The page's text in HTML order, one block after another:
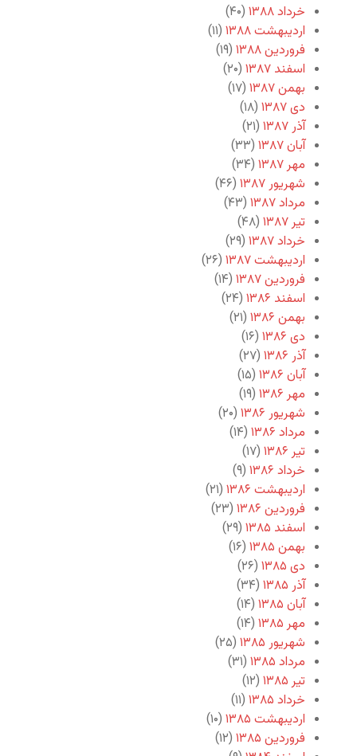
خرداد ۱۳۸۸
(۴۰)
اردیبهشت ۱۳۸۸
(۱۱)
فروردین ۱۳۸۸
(۱۹)
اسفند ۱۳۸۷
(۲۰)
بهمن ۱۳۸۷
(۱۷)
دی ۱۳۸۷
(۱۸)
آذر ۱۳۸۷
(۲۱)
آبان ۱۳۸۷
(۳۳)
مهر ۱۳۸۷
(۳۴)
شهریور ۱۳۸۷
(۴۶)
مرداد ۱۳۸۷
(۴۳)
تیر ۱۳۸۷
(۴۸)
خرداد ۱۳۸۷
(۲۹)
اردیبهشت ۱۳۸۷
(۲۶)
فروردین ۱۳۸۷
(۱۴)
اسفند ۱۳۸۶
(۲۴)
بهمن ۱۳۸۶
(۲۱)
دی ۱۳۸۶
(۱۶)
آذر ۱۳۸۶
(۲۷)
آبان ۱۳۸۶
(۱۵)
مهر ۱۳۸۶
(۱۹)
شهریور ۱۳۸۶
(۲۰)
مرداد ۱۳۸۶
(۱۴)
تیر ۱۳۸۶
(۱۷)
خرداد ۱۳۸۶
(۹)
اردیبهشت ۱۳۸۶
(۲۱)
فروردین ۱۳۸۶
(۲۳)
اسفند ۱۳۸۵
(۲۹)
بهمن ۱۳۸۵
(۱۶)
دی ۱۳۸۵
(۲۶)
آذر ۱۳۸۵
(۳۴)
آبان ۱۳۸۵
(۱۴)
مهر ۱۳۸۵
(۱۴)
شهریور ۱۳۸۵
(۲۵)
مرداد ۱۳۸۵
(۳۱)
تیر ۱۳۸۵
(۱۲)
خرداد ۱۳۸۵
(۱۱)
اردیبهشت ۱۳۸۵
(۱۰)
فروردین ۱۳۸۵
(۱۲)